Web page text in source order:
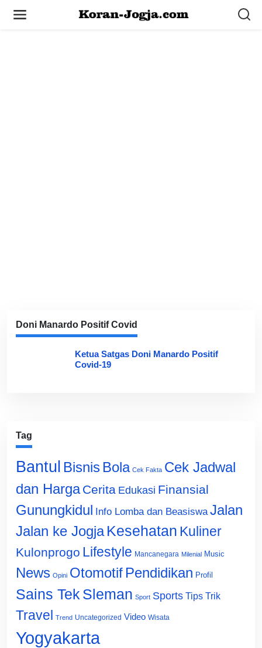
Doni Manardo Positif Covid
Ketua Satgas Doni Manardo Positif
Covid-19
Tag
Bantul Bisnis Bola Cek Fakta Cek Jadwal
dan Harga Cerita Edukasi Finansial
Gunungkidul Info Lomba dan Beasiswa Jalan
Jalan ke Jogja Kesehatan Kuliner
Kulonprogo Lifestyle Mancanegara Milenial Music
News Opini Otomotif Pendidikan Profil
Sains Tek Sleman Sport Sports Tips Trik
Travel Trend Uncategorized Video Wisata
Yogyakarta